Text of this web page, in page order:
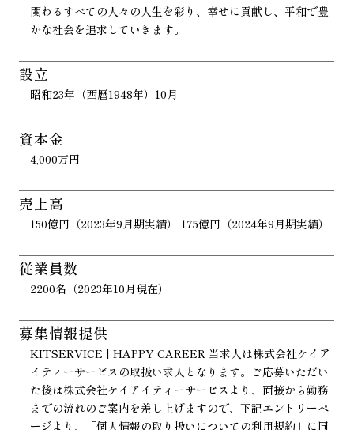
関わるすべての人々の人生を彩り、幸せに貢献し、平和で豊
かな社会を追求していきます。
設立
昭和23年（西暦1948年）10月
資本金
4,000万円
売上高
150億円（2023年9月期実績） 175億円（2024年9月期実績）
従業員数
2200名（2023年10月現在）
募集情報提供
KITSERVICE | HAPPY CAREER 当求人は株式会社ケイア
イティーサービスの取扱い求人となります。ご応募いただい
た後は株式会社ケイアイティーサービスより、面接から勤務
までの流れのご案内を差し上げますので、下記エントリーペ
ージより、「個人情報の取り扱いについての利用規約」に同